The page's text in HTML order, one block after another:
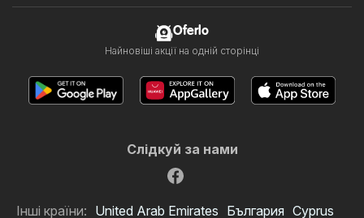
Oferlo
Найновіші акції на одній сторінці
Слідкуй за нами
Інші країни: United Arab Emirates България Cyprus